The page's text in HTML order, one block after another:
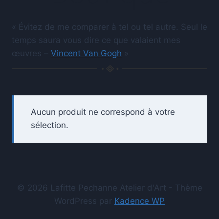
« Évitez de me comparer à tel ou tel autre. Seul le
temps saura vous dire ce que valaient mes
œuvres – Vincent Van Gogh »
Aucun produit ne correspond à votre
sélection.
© 2026 Lafitte Pechanne Atelier d'Art - Thème
WordPress par Kadence WP